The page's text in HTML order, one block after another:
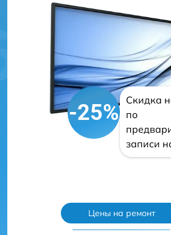
-25%
Скидка
по
записи
Цены на ремонт